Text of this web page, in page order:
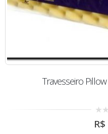
Travesseiro
out
R$